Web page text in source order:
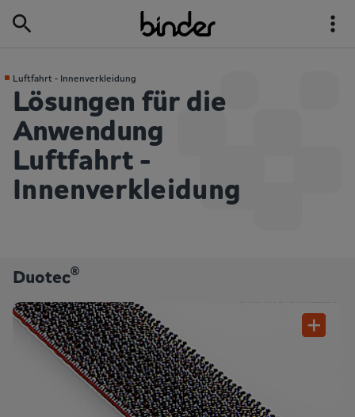
Luftfahrt - Innenverkleidung
Lösungen für die
Anwendung
Luftfahrt -
Innenverkleidung
Duotec®